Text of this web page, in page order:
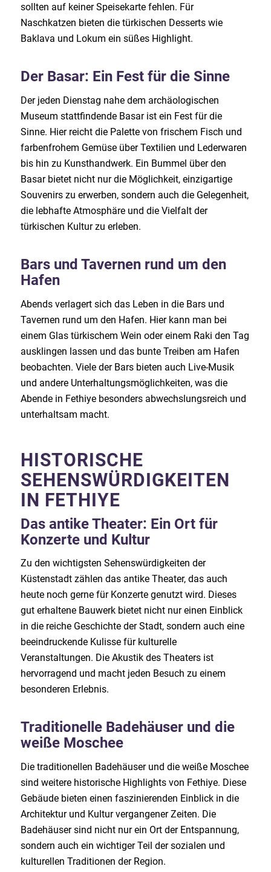
sollten auf keiner Speisekarte fehlen. Für
Naschkatzen bieten die türkischen Desserts wie
Baklava und Lokum ein süßes Highlight.
Der Basar: Ein Fest für die Sinne
Der jeden Dienstag nahe dem archäologischen
Museum stattfindende Basar ist ein Fest für die
Sinne. Hier reicht die Palette von frischem Fisch und
farbenfrohem Gemüse über Textilien und Lederwaren
bis hin zu Kunsthandwerk. Ein Bummel über den
Basar bietet nicht nur die Möglichkeit, einzigartige
Souvenirs zu erwerben, sondern auch die Gelegenheit,
die lebhafte Atmosphäre und die Vielfalt der
türkischen Kultur zu erleben.
Bars und Tavernen rund um den
Hafen
Abends verlagert sich das Leben in die Bars und
Tavernen rund um den Hafen. Hier kann man bei
einem Glas türkischem Wein oder einem Raki den Tag
ausklingen lassen und das bunte Treiben am Hafen
beobachten. Viele der Bars bieten auch Live-Musik
und andere Unterhaltungsmöglichkeiten, was die
Abende in Fethiye besonders abwechslungsreich und
unterhaltsam macht.
HISTORISCHE
SEHENSWÜRDIGKEITEN
IN FETHIYE
Das antike Theater: Ein Ort für
Konzerte und Kultur
Zu den wichtigsten Sehenswürdigkeiten der
Küstenstadt zählen das antike Theater, das auch
heute noch gerne für Konzerte genutzt wird. Dieses
gut erhaltene Bauwerk bietet nicht nur einen Einblick
in die reiche Geschichte der Stadt, sondern auch eine
beeindruckende Kulisse für kulturelle
Veranstaltungen. Die Akustik des Theaters ist
hervorragend und macht jeden Besuch zu einem
besonderen Erlebnis.
Traditionelle Badehäuser und die
weiße Moschee
Die traditionellen Badehäuser und die weiße Moschee
sind weitere historische Highlights von Fethiye. Diese
Gebäude bieten einen faszinierenden Einblick in die
Architektur und Kultur vergangener Zeiten. Die
Badehäuser sind nicht nur ein Ort der Entspannung,
sondern auch ein wichtiger Teil der sozialen und
kulturellen Traditionen der Region.